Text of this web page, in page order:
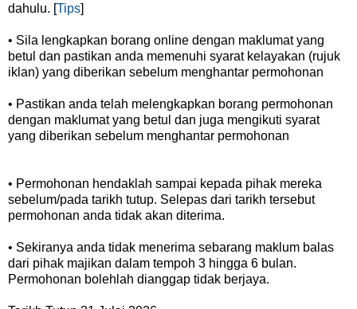
dahulu. [Tips]
• Sila lengkapkan borang online dengan maklumat yang
betul dan pastikan anda memenuhi syarat kelayakan (rujuk
iklan) yang diberikan sebelum menghantar permohonan
• Pastikan anda telah melengkapkan borang permohonan
dengan maklumat yang betul dan juga mengikuti syarat
yang diberikan sebelum menghantar permohonan
• Permohonan hendaklah sampai kepada pihak mereka
sebelum/pada tarikh tutup. Selepas dari tarikh tersebut
permohonan anda tidak akan diterima.
• Sekiranya anda tidak menerima sebarang maklum balas
dari pihak majikan dalam tempoh 3 hingga 6 bulan.
Permohonan bolehlah dianggap tidak berjaya.